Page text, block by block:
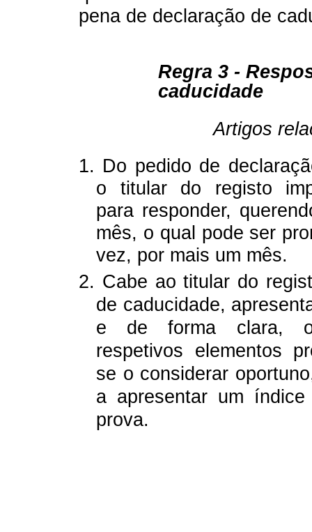
pena de declaração de
Regra 3 -
caducidade
Artigos
1. Do pedido de
o titular do registo
para responder,
mês, o qual pode ser
vez, por mais um mês.
2. Cabe ao titular do
de caducidade,
e de forma clara,
respetivos elementos
se o considerar
a apresentar um
prova.